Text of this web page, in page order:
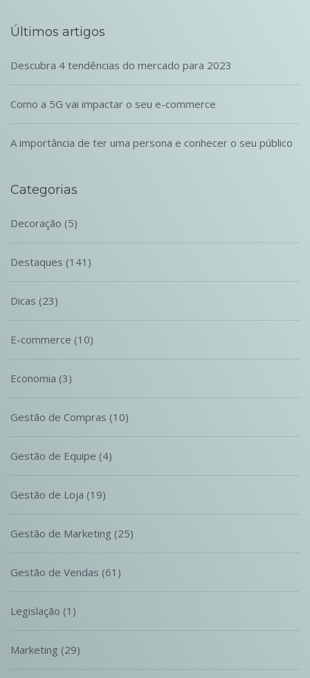
Últimos artigos
Descubra 4 tendências do mercado para 2023
Como a 5G vai impactar o seu e-commerce
A importância de ter uma persona e conhecer o seu público
Categorias
Decoração (5)
Destaques (141)
Dicas (23)
E-commerce (10)
Economia (3)
Gestão de Compras (10)
Gestão de Equipe (4)
Gestão de Loja (19)
Gestão de Marketing (25)
Gestão de Vendas (61)
Legislação (1)
Marketing (29)